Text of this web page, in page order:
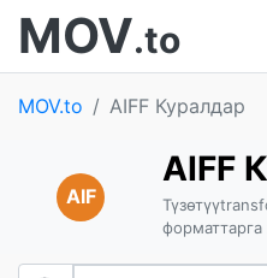
MOV.to
MOV.to AIFF Куралдар
AIF
AIFF